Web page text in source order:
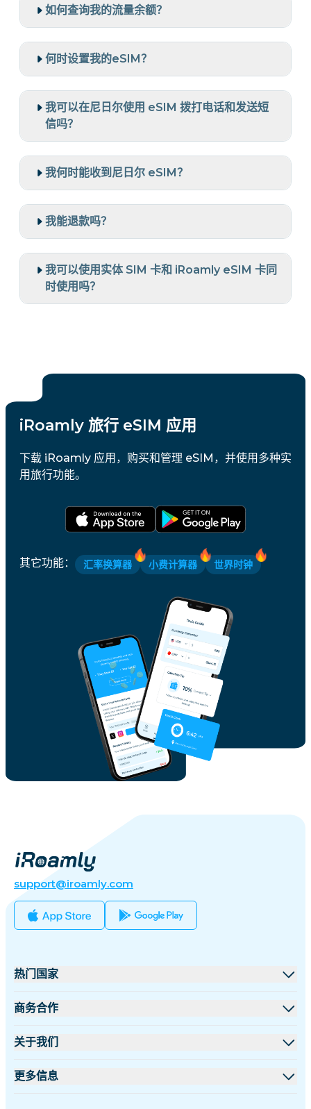
如何查询我的流量余额？
何时设置我的eSIM？
我可以在尼日尔使用 eSIM 拨打电话和发送短
信吗？
我何时能收到尼日尔 eSIM？
我能退款吗？
我可以使用实体 SIM 卡和 iRoamly eSIM 卡同
时使用吗？
iRoamly 旅行 eSIM 应用
下载 iRoamly 应用，购买和管理 eSIM，并使用多种实
用旅行功能。
其它功能： 汇率换算器 小费计算器 世界时钟
support@iroamly.com
热门国家
美国
法国
商务合作
批发平台
关于我们
关于 iRoamly
更多信息